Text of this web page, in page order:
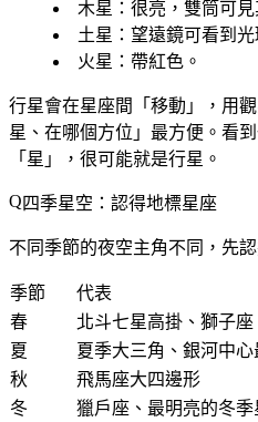
木星 ：很亮，雙筒可
土星 ：望遠鏡可看到
火星 ：帶紅色。
行星會在星座間「移動」，用
星、在哪個方位」最方便。看
「星」，很可能就是行星。
四季星空：認得地標星座
不同季節的夜空主角不同，先
季節
代表
春
北斗七星高掛、獅子座
夏
夏季大三角、銀河中心
秋
飛馬座大四邊形
冬
獵戶座、最明亮的冬季